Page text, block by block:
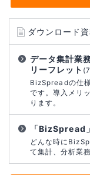
ダウンロード
データ集計業
リーフレット
BizSpreadの仕
です。導入メリ
ります。
「BizSpread
どんな時に
て集計、分析業